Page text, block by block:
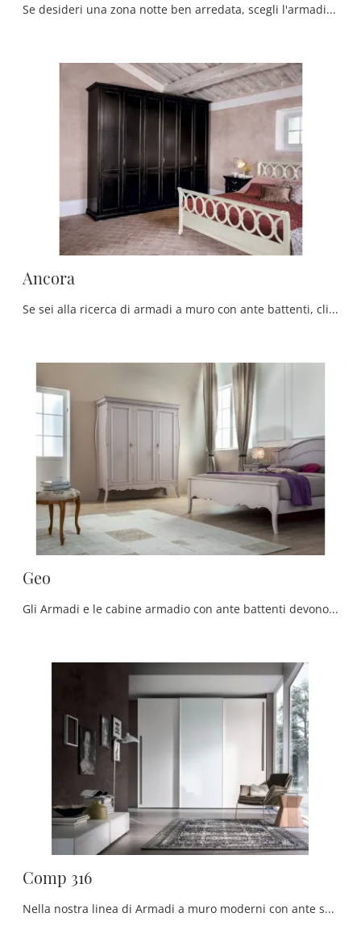
Se desideri una zona notte ben arredata, scegli l'armadio Asso con ante battenti di Tonin Casa!
Ancora
Se sei alla ricerca di armadi a muro con ante battenti, clicca e scopri l'armadio Ancora di Tonin Casa in legno laccato.
Geo
Gli Armadi e le cabine armadio con ante battenti devono allestire la zona notte garantendoti una perfetta ottimizzazione degli spazi e un'esclusiva ...
Comp 316
Nella nostra linea di Armadi a muro moderni con ante scorrevoli troverai anche il modello presente in foto, perfetto per chi cerca funzionalità e ...